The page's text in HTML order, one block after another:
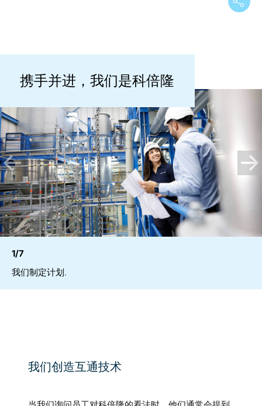
携手并进，我们是科倍隆
1/7
我们制定计划.
我们创造互通技术